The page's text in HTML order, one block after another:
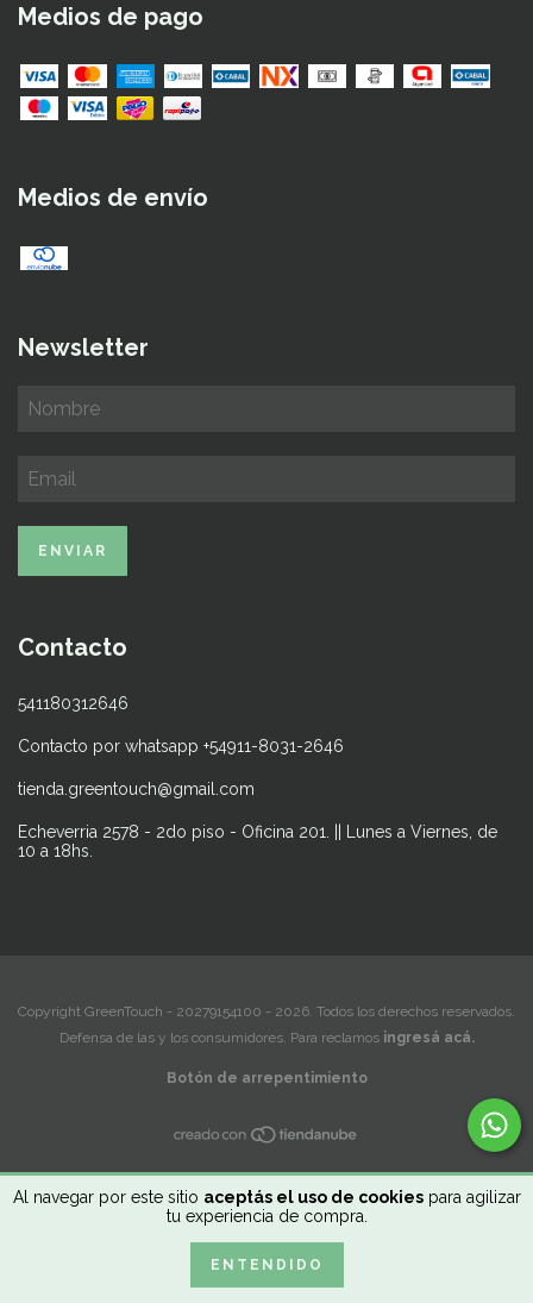
Al navegar por este sitio aceptás el uso de cookiespara agilizar
tu experiencia de compra.
ENTENDIDO
Medios de pago
Medios de envío
Newsletter
Contacto
541180312646
Contacto por whatsapp +54911-8031-2646
tienda.greentouch@gmail.com
Echeverria 2578 - 2do piso - Oficina 201. || Lunes a Viernes, de
10 a 18hs.
Copyright GreenTouch - 20279154100 - 2026. Todos los derechos reservados.
Defensa de las y los consumidores. Para reclamos ingresá acá.
Botón de arrepentimiento